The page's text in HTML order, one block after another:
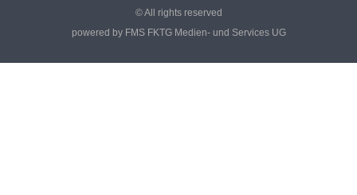
© All rights reserved
powered by FMS FKTG Medien- und Services UG